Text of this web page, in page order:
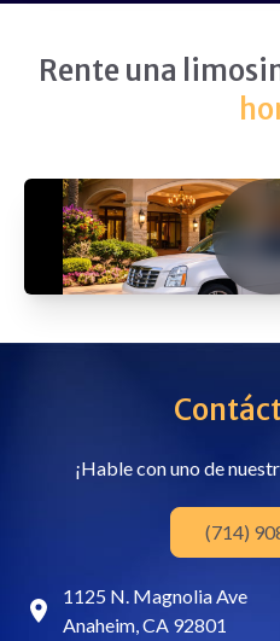
Rente una
¡Hable con uno de
(714)
1125 N. Magnolia Ave
Anaheim, CA 92801